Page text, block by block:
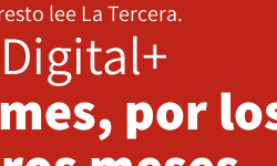
lee La Tercera.
por